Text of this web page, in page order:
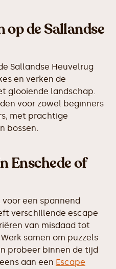
de Sallandse
Sallandse Heuvelrug
en verken de
glooiende landschap.
voor zowel beginners
met prachtige
bossen.
Enschede of
voor een spannend
verschillende escape
van misdaad tot
samen om puzzels
probeer binnen de tijd
aan een Escape